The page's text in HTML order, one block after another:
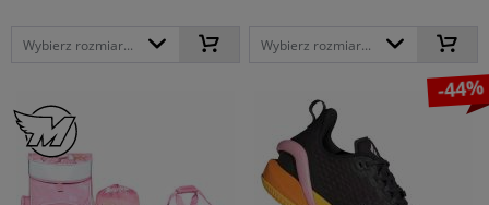
Wybierz rozmiar... Wybierz rozmiar...
-44%